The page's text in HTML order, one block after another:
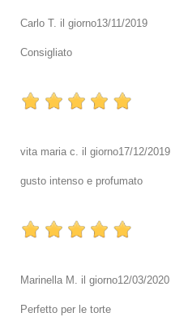
Carlo T. il giorno13/11/2019
Consigliato
vita maria c. il giorno17/12/2019
gusto intenso e profumato
Marinella M. il giorno12/03/2020
Perfetto per le torte